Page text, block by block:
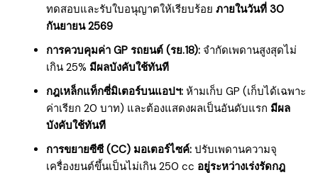
ทดสอบและรับใบอนุญาตให้เรียบร้อย ภายในวันที่ 30
กันยายน 2569
การควบคุมค่า GP รถยนต์ (รย.18): จำกัดเพดานสูงสุดไม่
เกิน 25% มีผลบังคับใช้ทันที
กฎเหล็กแท็กซี่มิเตอร์บนแอปฯ: ห้ามเก็บ GP (เก็บได้เฉพาะ
ค่าเรียก 20 บาท) และต้องแสดงผลเป็นอันดับแรก มีผล
บังคับใช้ทันที
การขยายซีซี (CC) มอเตอร์ไซค์: ปรับเพดานความจุ
เครื่องยนต์ขึ้นเป็นไม่เกิน 250 cc อยู่ระหว่างเร่งรัดกฎ